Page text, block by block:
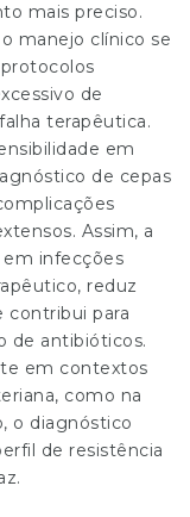
mais preciso.
manejo clínico se
de
terapêutica.
em
de cepas
Assim, a
em infecções
reduz
contribui para
de antibióticos.
em contextos
como na
o diagnóstico
de resistência